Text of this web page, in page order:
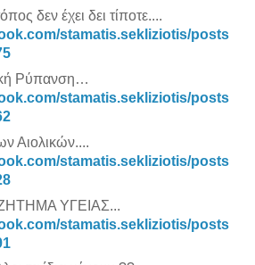
δεν έχει δει τίποτε....
stamatis.sekliziotis/posts
Ρύπανση…
stamatis.sekliziotis/posts
Αιολικών....
stamatis.sekliziotis/posts
ΖΗΤΗΜΑ ΥΓΕΙΑΣ...
stamatis.sekliziotis/posts